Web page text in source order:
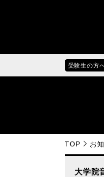
受験生の方
TOP お
大学院